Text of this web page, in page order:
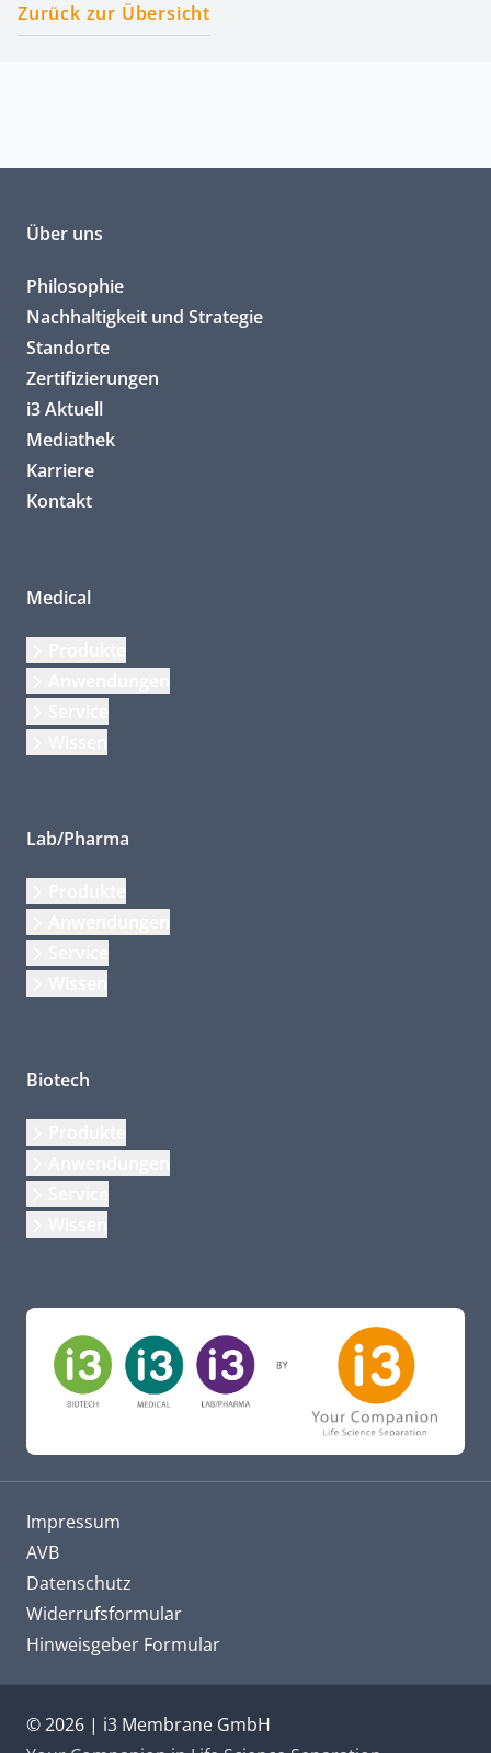
Zurück zur Übersicht
Über uns
Philosophie
Nachhaltigkeit und Strategie
Standorte
Zertifizierungen
i3 Aktuell
Mediathek
Karriere
Kontakt
Medical
Lab/Pharma
Biotech
Impressum
AVB
Datenschutz
Widerrufsformular
Hinweisgeber Formular
© 2026 | i3 Membrane GmbH